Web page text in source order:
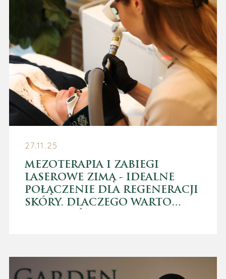
27.11.25
MEZOTERAPIA I ZABIEGI
LASEROWE ZIMĄ - IDEALNE
POŁĄCZENIE DLA REGENERACJI
SKÓRY. DLACZEGO WARTO